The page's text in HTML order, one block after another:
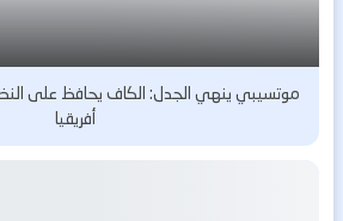
موتسيبي ينهي الجدل: الكاف يحافظ على
أفريقيا